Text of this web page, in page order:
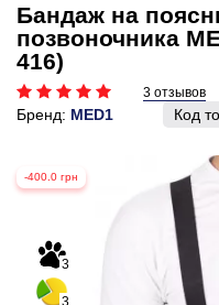
Бандаж на
позвоночника
416)
3 отзывов
Бренд: MED1 Код
-400.0 грн
3
3